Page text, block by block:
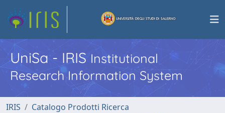
UniSa - IRISInstitutional
Research Information System
IRIS
Catalogo Prodotti Ricerca